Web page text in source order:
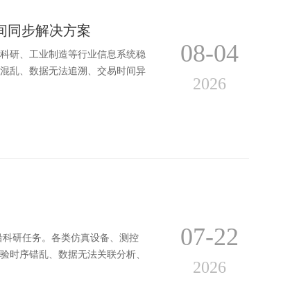
同步解决方案
研、工业制造等行业信息系统稳
乱、数据无法追溯、交易时间异
08-04
2026
研任务。各类仿真设备、测控
时序错乱、数据无法关联分析、
07-22
2026